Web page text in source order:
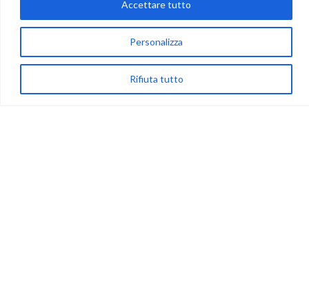
Personalizza
Rifiuta tutto
Accettare tutto
via Acqua delle Noci 12
83024 Monteforte Irpino (AV)
(+39) 081-7777233